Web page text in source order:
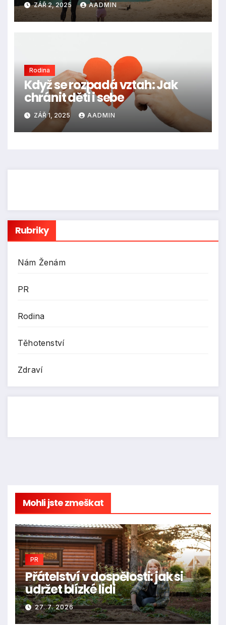
ZÁŘ 2, 2025 AADMIN
Rodina
Když se rozpadá vztah: Jak
chránit děti i sebe
ZÁŘ 1, 2025 AADMIN
Rubriky
Nám Ženám
PR
Rodina
Těhotenství
Zdraví
Mohli jste zmeškat
PR
Přátelství v dospělosti: jak si
udržet blízké lidi
27. 7. 2026